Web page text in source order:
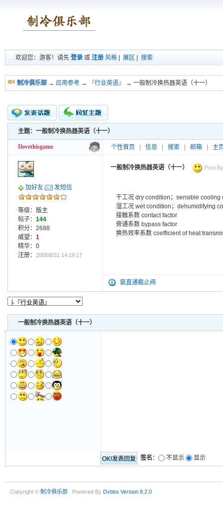
欢迎您：游客！请先 登录 或 注册 风格 展区 搜索
制冷俱乐部 → 应用参考 → 『行业英语』 → 一般制冷换热器英语（十一）
新的主题
投票帖
小字报
主题：一般制冷换热器英语（十一）
Ilovethisgame 个性首页 信息 搜索 邮箱 主
加好友 发短信
等级：版主
帖子： 144
积分：2688
威望： 1
精华：0
注册： 2005/8/31 14:19:17
一般制冷换热器英语（十一） Post
干工况 dry condition；sensible cooling
湿工况 wet condition；dehumidifying
接触系数 contact factor
旁通系数 bypass factor
换热效率系数 coefficient of heat
氨直通截止阀
一般制冷换热器英语（十一）
签名 ： 不显示 显示
Copyright © 制冷俱乐部 Powered By Dvbbs Version 8.2.0